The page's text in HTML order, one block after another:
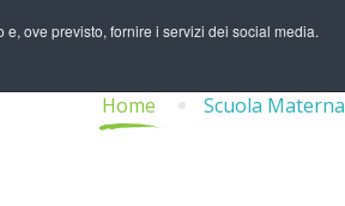
ove previsto, fornire i servizi dei social media.
Home Scuola Materna